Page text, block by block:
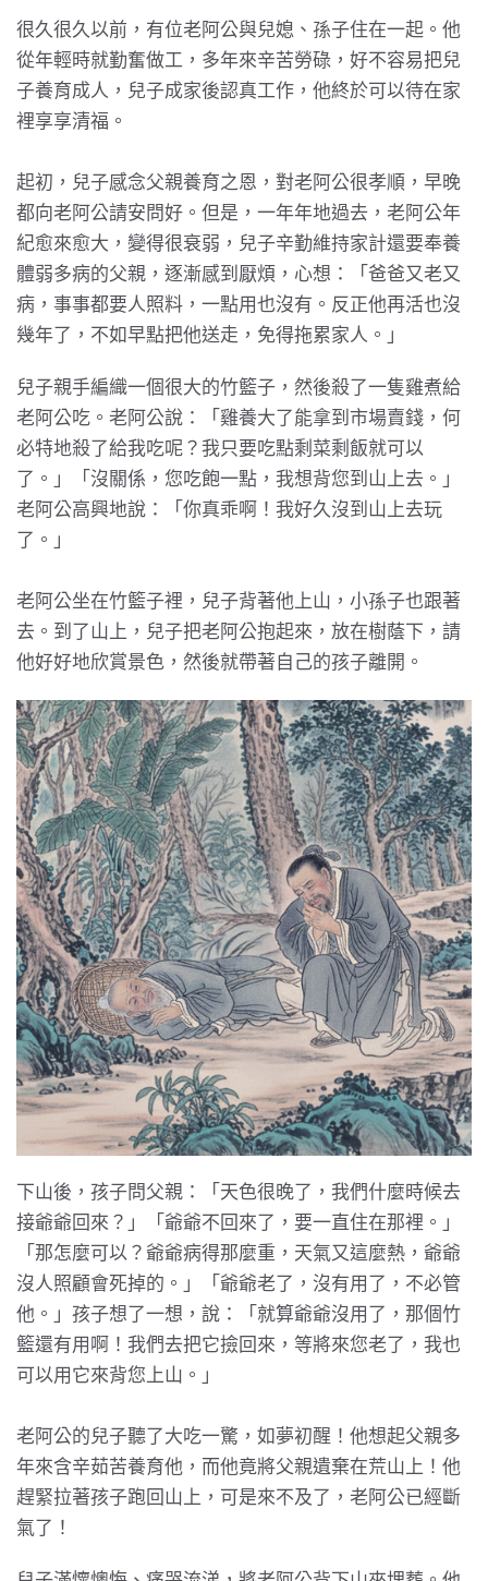
很久很久以前，有位老阿公與兒媳、孫子住在一起。他
從年輕時就勤奮做工，多年來辛苦勞碌，好不容易把兒
子養育成人，兒子成家後認真工作，他終於可以待在家
裡享享清福。
起初，兒子感念父親養育之恩，對老阿公很孝順，早晚
都向老阿公請安問好。但是，一年年地過去，老阿公年
紀愈來愈大，變得很衰弱，兒子辛勤維持家計還要奉養
體弱多病的父親，逐漸感到厭煩，心想：「爸爸又老又
病，事事都要人照料，一點用也沒有。反正他再活也沒
幾年了，不如早點把他送走，免得拖累家人。」
兒子親手編織一個很大的竹籃子，然後殺了一隻雞煮給
老阿公吃。老阿公說：「雞養大了能拿到市場賣錢，何
必特地殺了給我吃呢？我只要吃點剩菜剩飯就可以
了。」「沒關係，您吃飽一點，我想背您到山上去。」
老阿公高興地說：「你真乖啊！我好久沒到山上去玩
了。」
老阿公坐在竹籃子裡，兒子背著他上山，小孫子也跟著
去。到了山上，兒子把老阿公抱起來，放在樹蔭下，請
他好好地欣賞景色，然後就帶著自己的孩子離開。
下山後，孩子問父親：「天色很晚了，我們什麼時候去
接爺爺回來？」「爺爺不回來了，要一直住在那裡。」
「那怎麼可以？爺爺病得那麼重，天氣又這麼熱，爺爺
沒人照顧會死掉的。」「爺爺老了，沒有用了，不必管
他。」孩子想了一想，說：「就算爺爺沒用了，那個竹
籃還有用啊！我們去把它撿回來，等將來您老了，我也
可以用它來背您上山。」
老阿公的兒子聽了大吃一驚，如夢初醒！他想起父親多
年來含辛茹苦養育他，而他竟將父親遺棄在荒山上！他
趕緊拉著孩子跑回山上，可是來不及了，老阿公已經斷
氣了！